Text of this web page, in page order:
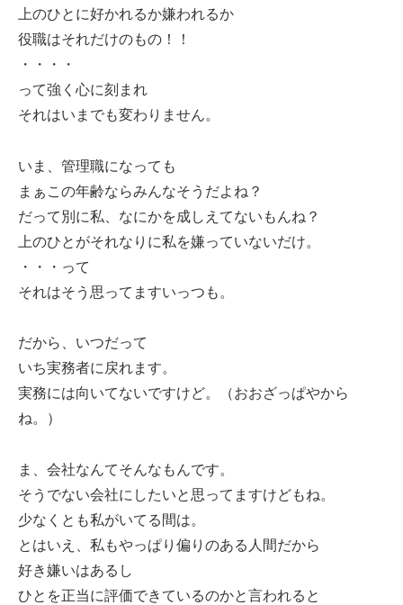
上のひとに好かれるか嫌われるか
役職はそれだけのもの！！
・・・・
って強く心に刻まれ
それはいまでも変わりません。
いま、管理職になっても
まぁこの年齢ならみんなそうだよね？
だって別に私、なにかを成しえてないもんね？
上のひとがそれなりに私を嫌っていないだけ。
・・・って
それはそう思ってますいっつも。
だから、いつだって
いち実務者に戻れます。
実務には向いてないですけど。（おおざっぱやから
ね。）
ま、会社なんてそんなもんです。
そうでない会社にしたいと思ってますけどもね。
少なくとも私がいてる間は。
とはいえ、私もやっぱり偏りのある人間だから
好き嫌いはあるし
ひとを正当に評価できているのかと言われると